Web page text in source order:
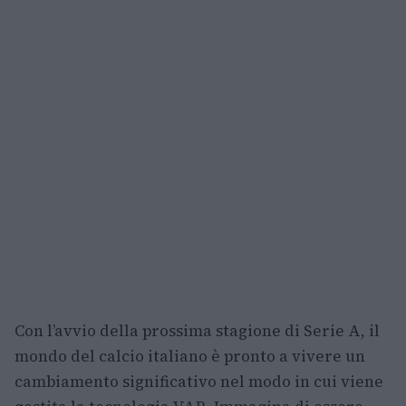
Con l’avvio della prossima stagione di Serie A, il
mondo del calcio italiano è pronto a vivere un
cambiamento significativo nel modo in cui viene